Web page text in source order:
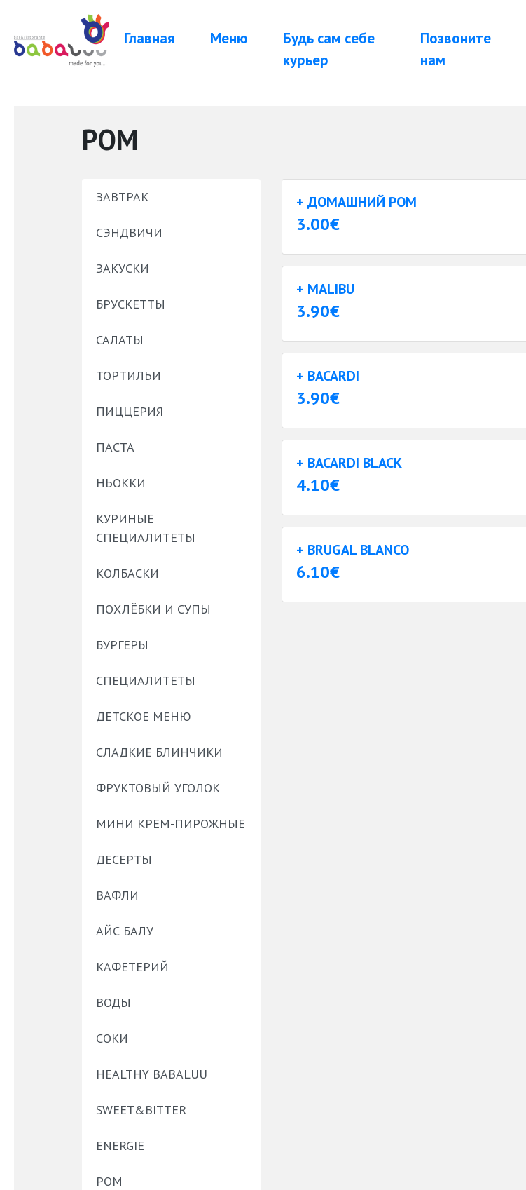
Главная Меню
Будь сам себе
курьер
Позвоните
нам
РОМ
ЗАВТРАК
СЭНДВИЧИ
ЗАКУСКИ
БРУСКЕТТЫ
САЛАТЫ
ТОРТИЛЬИ
ПИЦЦЕРИЯ
ПАСТА
НЬОККИ
КУРИНЫЕ
СПЕЦИАЛИТЕТЫ
КОЛБАСКИ
ПОХЛЁБКИ И СУПЫ
БУРГЕРЫ
СПЕЦИАЛИТЕТЫ
ДЕТСКОЕ МЕНЮ
СЛАДКИЕ БЛИНЧИКИ
ФРУКТОВЫЙ УГОЛОК
МИНИ КРЕМ-ПИРОЖНЫЕ
ДЕСЕРТЫ
ВАФЛИ
АЙС БАЛУ
КАФЕТЕРИЙ
ВОДЫ
СОКИ
HEALTHY BABALUU
SWEET&BITTER
ENERGIE
РОМ
+ ДОМАШНИЙ РОМ
3.00€
+ MALIBU
3.90€
+ BACARDI
3.90€
+ BACARDI BLACK
4.10€
+ BRUGAL BLANCO
6.10€